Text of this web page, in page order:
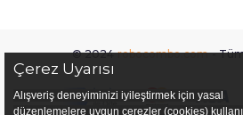
Voltaj ve Akım
Titreşim
Basınç ve Kuvvet
Manyetik ve Hall Effect
Mesafe, Çizgi ve Hareket
Sıcaklık ve
Ateş Algılayıcı
Ağırlık
© 2024 robocombo.com - Tüm
Çerez Uyarısı
Alışveriş deneyiminizi iyileştirmek için yasal
düzenlemelere uygun çerezler (cookies)